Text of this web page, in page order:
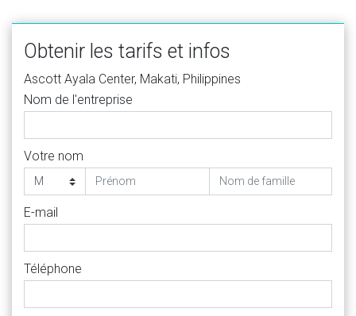
Obtenir les tarifs et infos
Ascott Ayala Center, Makati, Philippines
Nom de l'entreprise
Votre nom
E-mail
Téléphone